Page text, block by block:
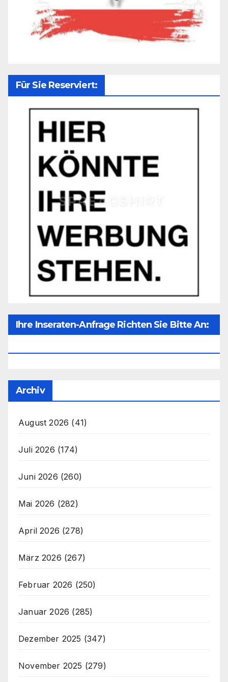
Für Sie Reserviert:
Ihre Inseraten-Anfrage Richten Sie Bitte An:
Archiv
August 2026 (41)
Juli 2026 (174)
Juni 2026 (260)
Mai 2026 (282)
April 2026 (278)
März 2026 (267)
Februar 2026 (250)
Januar 2026 (285)
Dezember 2025 (347)
November 2025 (279)